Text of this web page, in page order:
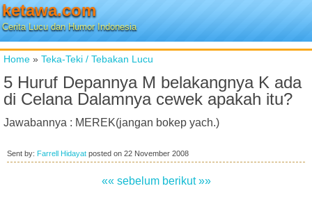
ketawa.com
Cerita Lucu dan Humor Indonesia
Home » Teka-Teki / Tebakan Lucu
5 Huruf Depannya M belakangnya K ada
di Celana Dalamnya cewek apakah itu?
Jawabannya : MEREK(jangan bokep yach.)
Sent by: Farrell Hidayat posted on 22 November 2008
«« sebelum berikut »»